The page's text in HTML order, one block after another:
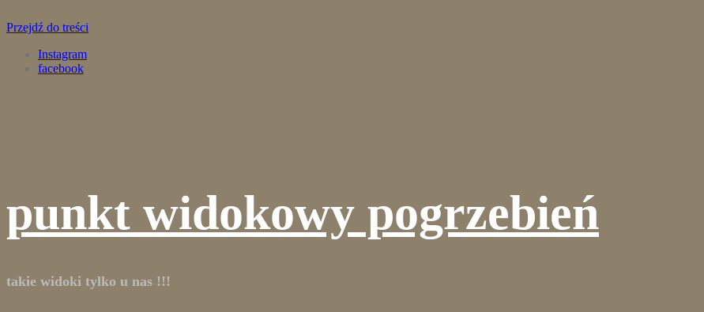
Przejdź do treści
Instagram
facebook
punkt widokowy pogrzebień
takie widoki tylko u nas !!!